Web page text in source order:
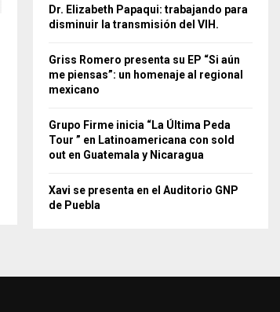
Dr. Elizabeth Papaqui: trabajando para
disminuir la transmisión del VIH.
Griss Romero presenta su EP “Si aún
me piensas”: un homenaje al regional
mexicano
Grupo Firme inicia “La Última Peda
Tour ” en Latinoamericana con sold
out en Guatemala y Nicaragua
Xavi se presenta en el Auditorio GNP
de Puebla